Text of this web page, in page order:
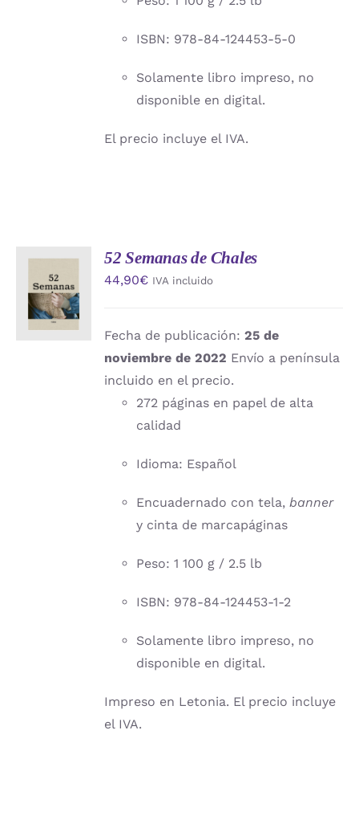
ISBN: 978-84-124453-5-0
Solamente libro impreso, no
disponible en digital.
El precio incluye el IVA.
AL
CARRITO
/
DETALLES
52 Semanas de Chales
44,90€ IVA incluido
Fecha de publicación:25 de
noviembre de 2022 Envío a península
incluido en el precio.
272 páginas en papel de alta
calidad
Idioma: Español
Encuadernado con tela,banner
y cinta de marcapáginas
Peso: 1 100 g / 2.5 lb
ISBN: 978-84-124453-1-2
Solamente libro impreso, no
disponible en digital.
Impreso en Letonia. El precio incluye
el IVA.